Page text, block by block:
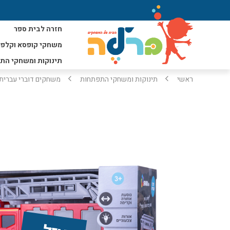
חזרה לבית ספר
משחקי קופסא
תינוקות ומשחקי
ראשי תינוקות ומשחקי התפתחות משחקים דוברי